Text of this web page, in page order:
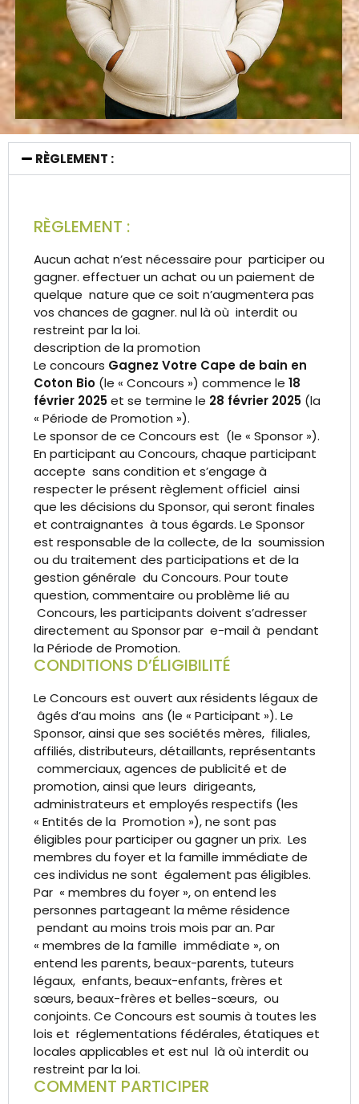
RÈGLEMENT :
RÈGLEMENT :
Aucun achat n’est nécessaire pour participer ou
gagner. effectuer un achat ou un paiement de
quelque nature que ce soit n’augmentera pas
vos chances de gagner. nul là où interdit ou
restreint par la loi.
description de la promotion
Le concours Gagnez Votre Cape de bain en
Coton Bio (le « Concours ») commence le 18
février 2025et se termine le 28 février 2025 (la
« Période de Promotion »).
Le sponsor de ce Concours est (le « Sponsor »).
En participant au Concours, chaque participant
accepte sans condition et s’engage à
respecter le présent règlement officiel ainsi
que les décisions du Sponsor, qui seront finales
et contraignantes à tous égards. Le Sponsor
est responsable de la collecte, de la soumission
ou du traitement des participations et de la
gestion générale du Concours. Pour toute
question, commentaire ou problème lié au
Concours, les participants doivent s’adresser
directement au Sponsor par e-mail à pendant
la Période de Promotion.
CONDITIONS D’ÉLIGIBILITÉ
Le Concours est ouvert aux résidents légaux de
âgés d’au moins ans (le « Participant »). Le
Sponsor, ainsi que ses sociétés mères, filiales,
affiliés, distributeurs, détaillants, représentants
commerciaux, agences de publicité et de
promotion, ainsi que leurs dirigeants,
administrateurs et employés respectifs (les
« Entités de la Promotion »), ne sont pas
éligibles pour participer ou gagner un prix. Les
membres du foyer et la famille immédiate de
ces individus ne sont également pas éligibles.
Par « membres du foyer », on entend les
personnes partageant la même résidence
pendant au moins trois mois par an. Par
« membres de la famille immédiate », on
entend les parents, beaux-parents, tuteurs
légaux, enfants, beaux-enfants, frères et
sœurs, beaux-frères et belles-sœurs, ou
conjoints. Ce Concours est soumis à toutes les
lois et réglementations fédérales, étatiques et
locales applicables et est nul là où interdit ou
restreint par la loi.
COMMENT PARTICIPER